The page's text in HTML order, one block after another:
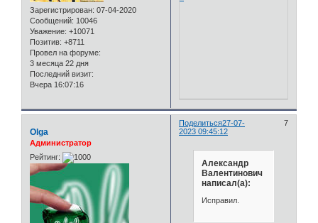
Зарегистрирован: 07-04-2020
Сообщений: 10046
Уважение: +10071
Позитив: +8711
Провел на форуме:
3 месяца 22 дня
Последний визит:
Вчера 16:07:16
Поделиться 7
27-07-
2023 09:45:12
Olga
Администратор
Рейтинг:
Александр
Валентинович
написал(а):
Исправил.